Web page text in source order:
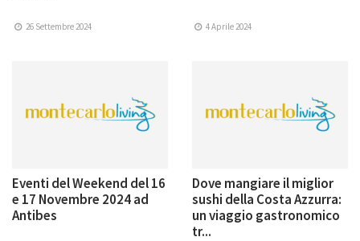
26 Settembre 2024 4 Aprile 2024
Eventi del Weekend del 16
e 17 Novembre 2024 ad
Antibes
Dove mangiare il miglior
sushi della Costa Azzurra:
un viaggio gastronomico
tr...